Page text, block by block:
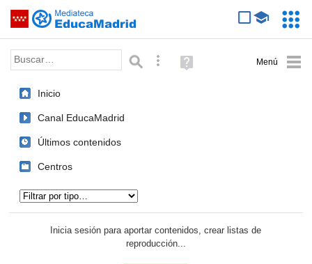
Saltar navegación
Palabra o frase: Búsqueda avanzada
Ayuda
(en
Inicio
Canal EducaMadrid
Últimos contenidos
Centros
Inicia sesión para aportar contenidos, crear listas de
reproducción...